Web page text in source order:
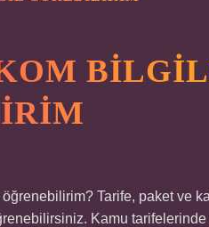
Tarife, paket ve
Kamu